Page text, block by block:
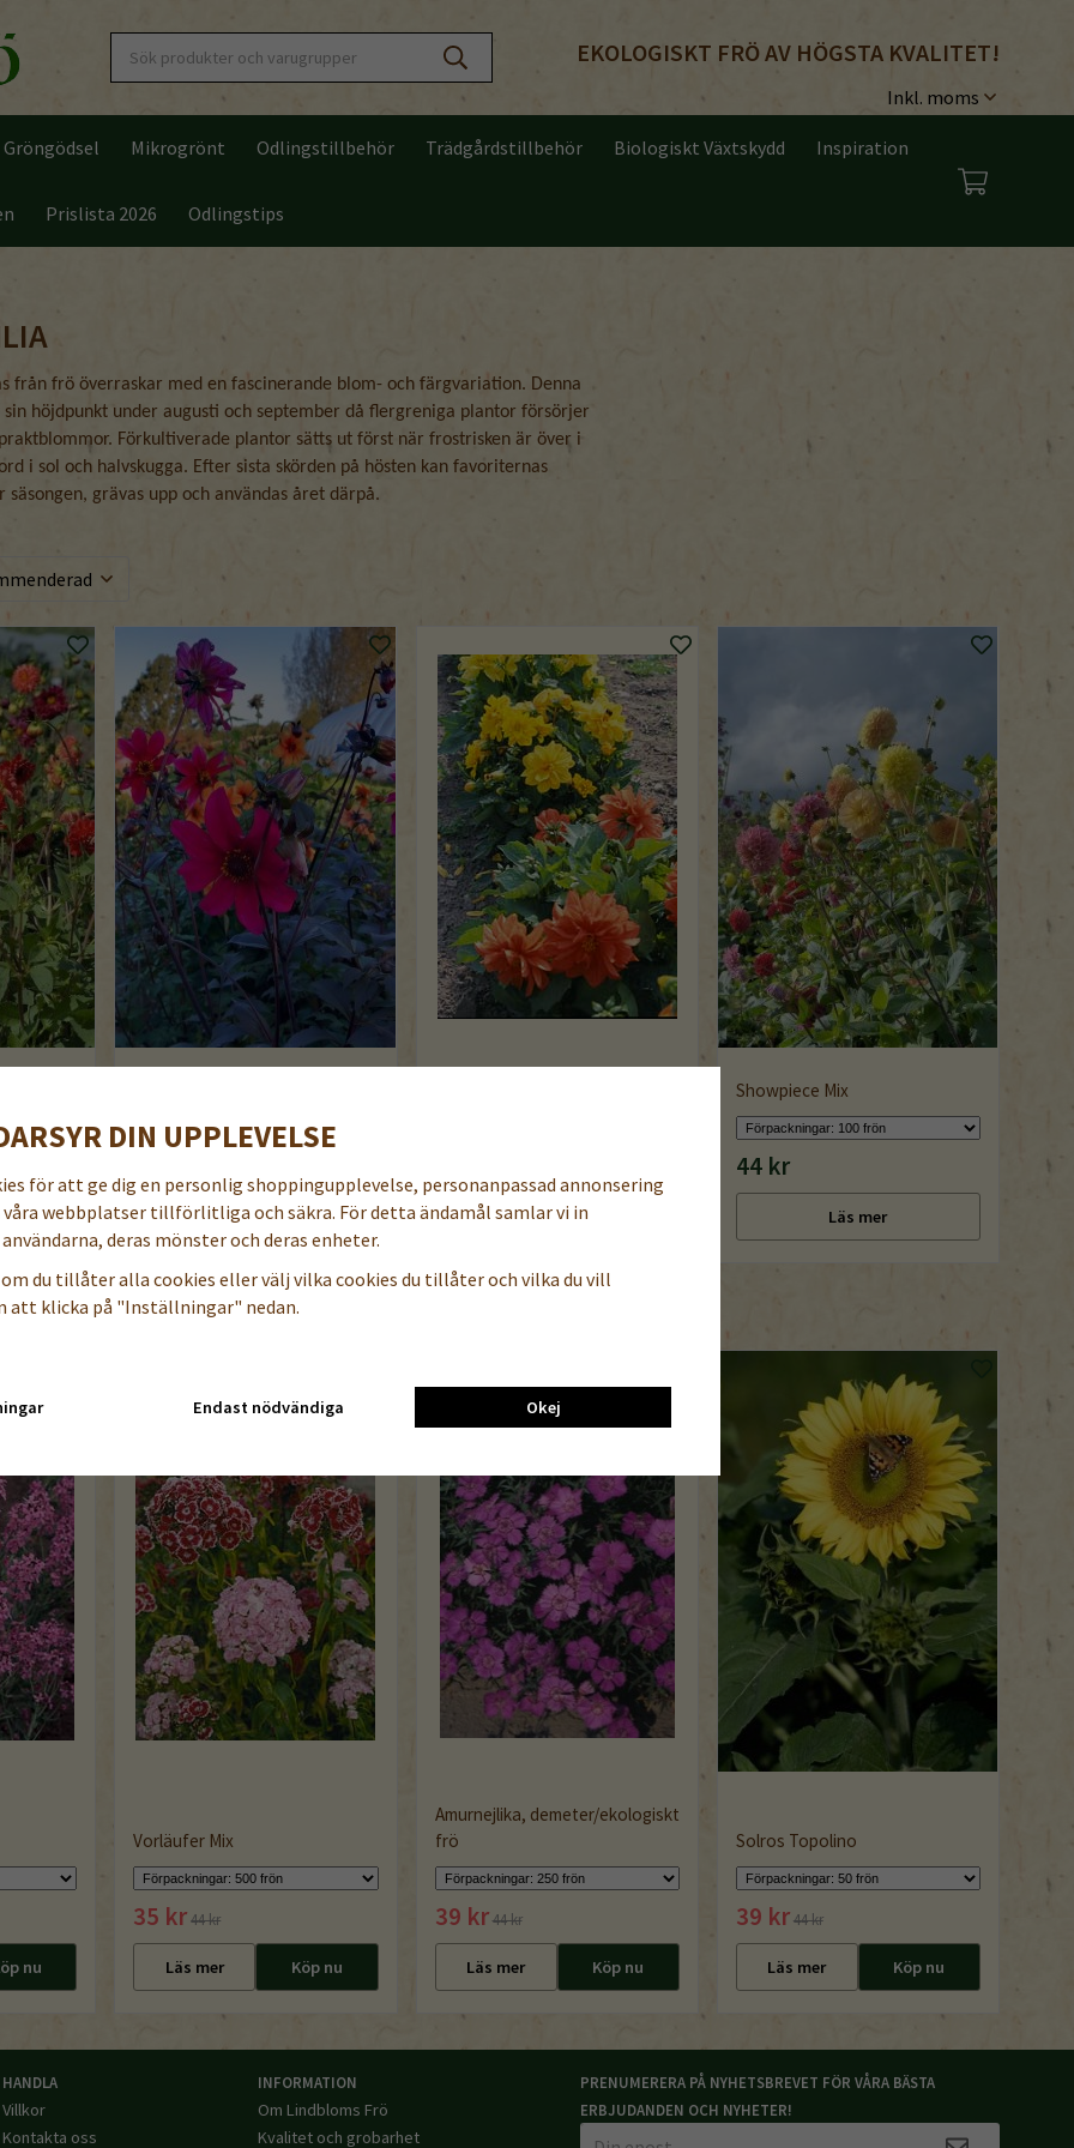
EKOLOGISKT FRÖ AV HÖGSTA KVALITET!
Gröngödsel Mikrogrönt Odlingstillbehör Trädgårdstillbehör Biologiskt Växtskydd Inspiration
Prislista 2026 Odlingstips
från frö överraskar med en fascinerande blom- och färgvariation. Denna
höjdpunkt under augusti och september då flergreniga plantor försörjer
Förkultiverade plantor sätts ut först när frostrisken är över i
i sol och halvskugga. Efter sista skörden på hösten kan favoriternas
säsongen, grävas upp och användas året därpå.
nu Läs mer Köp nu Läs mer
Showpiece Mix
44 kr
Läs mer
nu
Vorläufer Mix
35 kr 44 kr
Läs mer Köp nu
Amurnejlika, demeter/ekologiskt
frö
39 kr 44 kr
Läs mer Köp nu
Solros Topolino
39 kr 44 kr
Läs mer Köp nu
HANDLA
Villkor
Kontakta oss
INFORMATION
Om Lindbloms Frö
Kvalitet och grobarhet
PRENUMERERA PÅ NYHETSBREVET FÖR VÅRA BÄSTA
ERBJUDANDEN OCH NYHETER!
DIN UPPLEVELSE
för att ge dig en personlig shoppingupplevelse, personanpassad annonsering
webbplatser tillförlitliga och säkra. För detta ändamål samlar vi in
deras mönster och deras enheter.
du tillåter alla cookies eller välj vilka cookies du tillåter och vilka du vill
att klicka på "Inställningar" nedan.
Endast nödvändiga Okej